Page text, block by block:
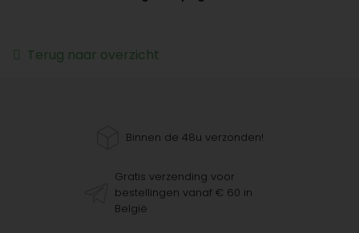
Terug naar overzicht
Binnen de 48u verzonden!
Gratis verzending voor
bestellingen vanaf € 60 in
België